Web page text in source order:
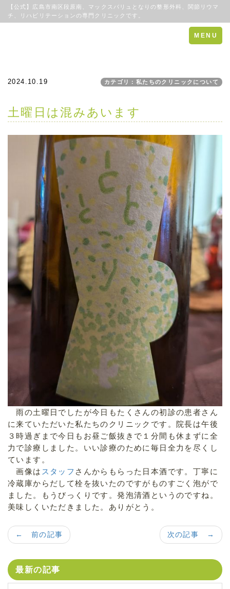
【公式】広島市南区段原南、マックスバリュとなりの整形外科、関節リウマ
チ、リハビリテーションの専門クリニックです。
Toggle
navigation
MENU
2024.10.19 カテゴリ：私たちのクリニックについて
土曜日は混みあいます
雨の土曜日でしたが今日もたくさんの初診の患者さん
に来ていただいた私たちのクリニックです。院長は午後
３時過ぎまで今日もお昼ご飯抜きで１分間も休まずに全
力で診療しました。いい診療のために毎日全力を尽くし
ています。
画像は スタッフ さんからもらった日本酒です。丁寧に
冷蔵庫からだして栓を抜いたのですがものすごく泡がで
ました。もうびっくりです。発泡清酒というのですね。
美味しくいただきました。ありがとう。
次の記事 →
← 前の記事
最新の記事